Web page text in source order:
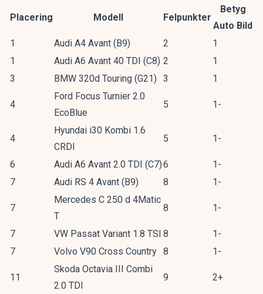
Placering Modell Felpunkter
Betyg
Auto Bild
1
Audi A4 Avant (B9) 2
1
1
Audi A6 Avant 40 TDI (C8) 2
1
3
BMW 320d Touring (G21) 3 1
4
Ford Focus Turnier 2.0
EcoBlue
5 1-
4
Hyundai i30 Kombi 1.6
CRDI
5 1-
6 Audi A6 Avant 2.0 TDI (C7)6
1-
7
Audi RS 4 Avant (B9) 8 1-
7
Mercedes C 250 d 4Matic
T
8 1-
7 VW Passat Variant 1.8 TSI 8
1-
7
Volvo V90 Cross Country 8 1-
11
Skoda Octavia III Combi
2.0 TDI
9 2+